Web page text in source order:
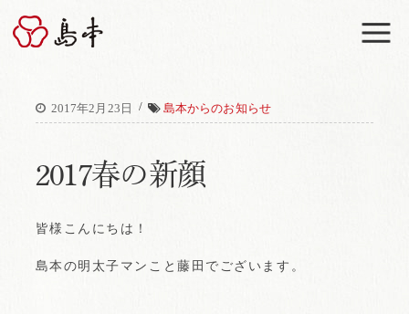
2017年2月23日 / 島本からのお知らせ
2017春の新顔
皆様こんにちは！
島本の明太子マンこと藤田でございます。